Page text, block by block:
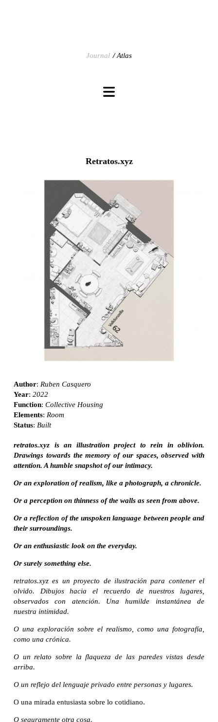
Journal Atlas
Retratos.xyz
Author: Ruben Casquero
Year: 2022
Function: Collective Housing
Elements: Room
Status: Built
retratos.xyz is an illustration project to rein in oblivion.
Drawings towards the memory of our spaces, observed with
attention. A humble snapshot of our intimacy.
Or an exploration of realism, like a photograph, a chronicle.
Or a perception on thinness of the walls as seen from above.
Or a reflection of the unspoken language between people and
their surroundings.
Or an enthusiastic look on the everyday.
Or surely something else.
retratos.xyz es un proyecto de ilustración para contener el
olvido. Dibujos hacia el recuerdo de nuestros lugares,
observados con atención. Una humilde instantánea de
nuestra intimidad.
O una exploración sobre el realismo, como una fotografía,
como una crónica.
O un relato sobre la flaqueza de las paredes vistas desde
arriba.
O un reflejo del lenguaje privado entre personas y lugares.
O una mirada entusiasta sobre lo cotidiano.
O seguramente otra cosa.